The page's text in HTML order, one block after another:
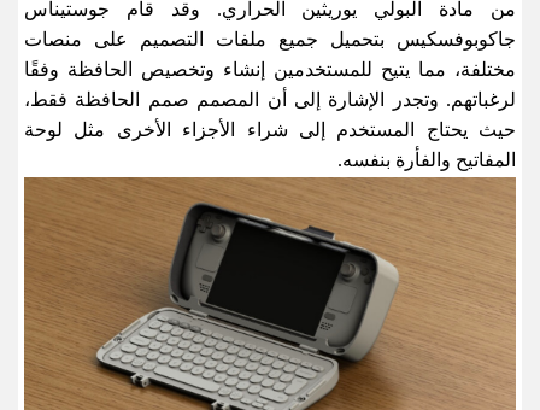
من مادة البولي يوريثين الحراري. وقد قام جوستيناس
جاكوبوفسكيس بتحميل جميع ملفات التصميم على منصات
مختلفة، مما يتيح للمستخدمين إنشاء وتخصيص الحافظة وفقًا
لرغباتهم. وتجدر الإشارة إلى أن المصمم صمم الحافظة فقط،
حيث يحتاج المستخدم إلى شراء الأجزاء الأخرى مثل لوحة
المفاتيح والفأرة بنفسه.